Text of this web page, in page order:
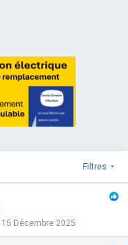
Filtres
15 Décembre 2025